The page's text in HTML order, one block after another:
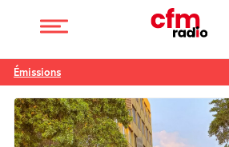
Émissions